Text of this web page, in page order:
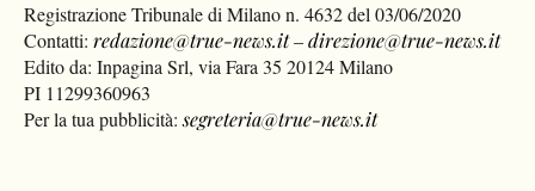
Registrazione Tribunale di Milano n. 4632 del 03/06/2020
Contatti:redazione@true-news.it–direzione@true-news.it
Edito da: Inpagina Srl, via Fara 35 20124 Milano
PI 11299360963
Per la tua pubblicità:segreteria@true-news.it